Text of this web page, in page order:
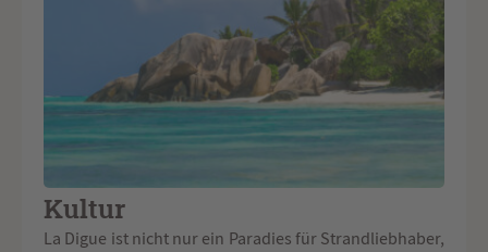
Kultur
La Digue ist nicht nur ein Paradies für Strandliebhaber,